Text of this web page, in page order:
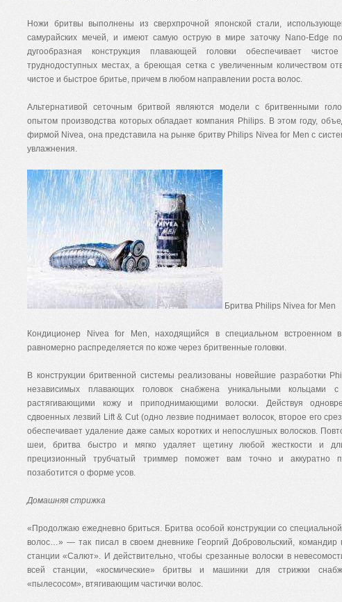
Ножи бритвы выполнены из сверхпрочной японской стали,
самурайских мечей, и имеют самую острую в мире заточку Nano-Edge
дугообразная конструкция плавающей головки обеспечивает
труднодоступных местах, а бреющая сетка с увеличенным количеством
чистое и быстрое бритье, причем в любом направлении роста волос.
Альтернативой сеточным бритвой являются модели с бритвенными
опытом производства которых обладает компания Philips. В этом году,
фирмой Nivea, она представила на рынке бритву Philips Nivea for Men с
увлажнения.
Бритва Philips Nivea for Men
Кондиционер Nivea for Men, находящийся в специальном встроенном
равномерно распределяется по коже через бритвенные головки.
В конструкции бритвенной системы реализованы новейшие разработки
независимых плавающих головок снабжена уникальными кольцами с
растягивающими кожу и приподнимающими волоски. Действуя
сдвоенных лезвий Lift & Cut (одно лезвие поднимает волосок, второе его
обеспечивает удаление даже самых коротких и непослушных волосков.
шеи, бритва быстро и мягко удаляет щетину любой жесткости и
прецизионный трубчатый триммер поможет вам точно и аккуратно
позаботится о форме усов.
Домашняя стрижка
«Продолжаю ежедневно бриться. Бритва особой конструкции со
волос…» — так писал в своем дневнике Георгий Добровольский, командир
станции «Салют». И действительно, чтобы срезанные волоски в
всей станции, «космические» бритвы и машинки для стрижки
«пылесосом», втягивающим частички волос.